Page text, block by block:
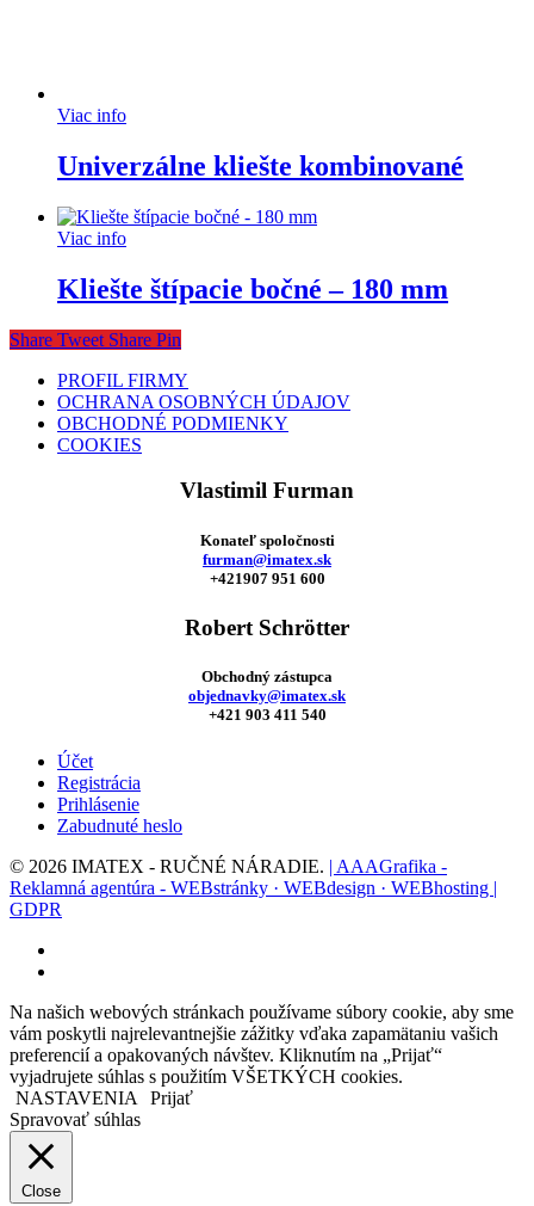
Viac info
Univerzálne kliešte kombinované
Viac info
Kliešte štípacie bočné – 180 mm
Share Tweet Share Pin
PROFIL FIRMY
OCHRANA OSOBNÝCH ÚDAJOV
OBCHODNÉ PODMIENKY
COOKIES
Vlastimil Furman
Konateľ spoločnosti
furman@imatex.sk
+421907 951 600
Robert Schrötter
Obchodný zástupca
objednavky@imatex.sk
+421 903 411 540
Účet
Registrácia
Prihlásenie
Zabudnuté heslo
© 2026 IMATEX - RUČNÉ NÁRADIE. | AAAGrafika -
Reklamná agentúra - WEBstránky · WEBdesign · WEBhosting |
GDPR
Na našich webových stránkach používame súbory cookie, aby sme
vám poskytli najrelevantnejšie zážitky vďaka zapamätaniu vašich
preferencií a opakovaných návštev. Kliknutím na „Prijať“
vyjadrujete súhlas s použitím VŠETKÝCH cookies.
NASTAVENIA
Prijať
Spravovať súhlas
Close